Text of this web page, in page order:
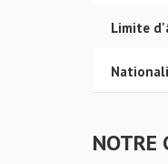
Limite
NOTRE